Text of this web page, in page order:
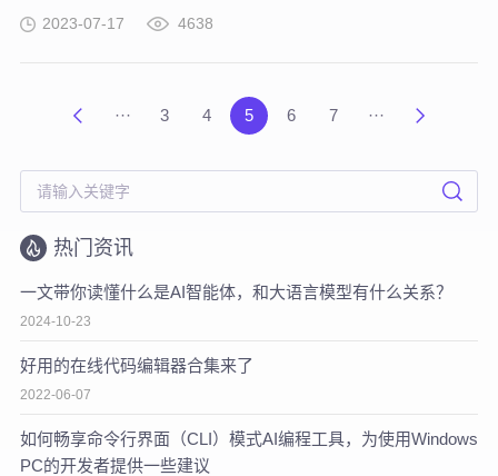
2023-07-17 4638
··· 3 4 5 6 7 ···
热门资讯
一文带你读懂什么是AI智能体，和大语言模型有什么关系？
2024-10-23
好用的在线代码编辑器合集来了
2022-06-07
如何畅享命令行界面（CLI）模式AI编程工具，为使用Windows
PC的开发者提供一些建议